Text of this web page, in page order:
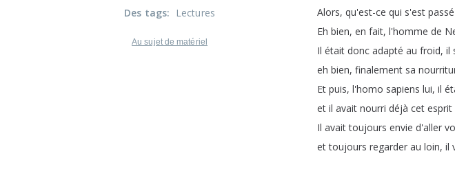
Alors, qu'est-ce qui s'est passé
Eh bien, en fait, l'homme de
Il était donc adapté au froid, il
eh bien, finalement sa
Et puis, l'homo sapiens lui, il
et il avait nourri déjà cet esprit
Il avait toujours envie d'aller
et toujours regarder au loin, il
Des tags: Lectures
Au sujet de matériel